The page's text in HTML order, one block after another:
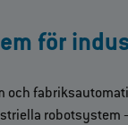
för
och
robotsystem